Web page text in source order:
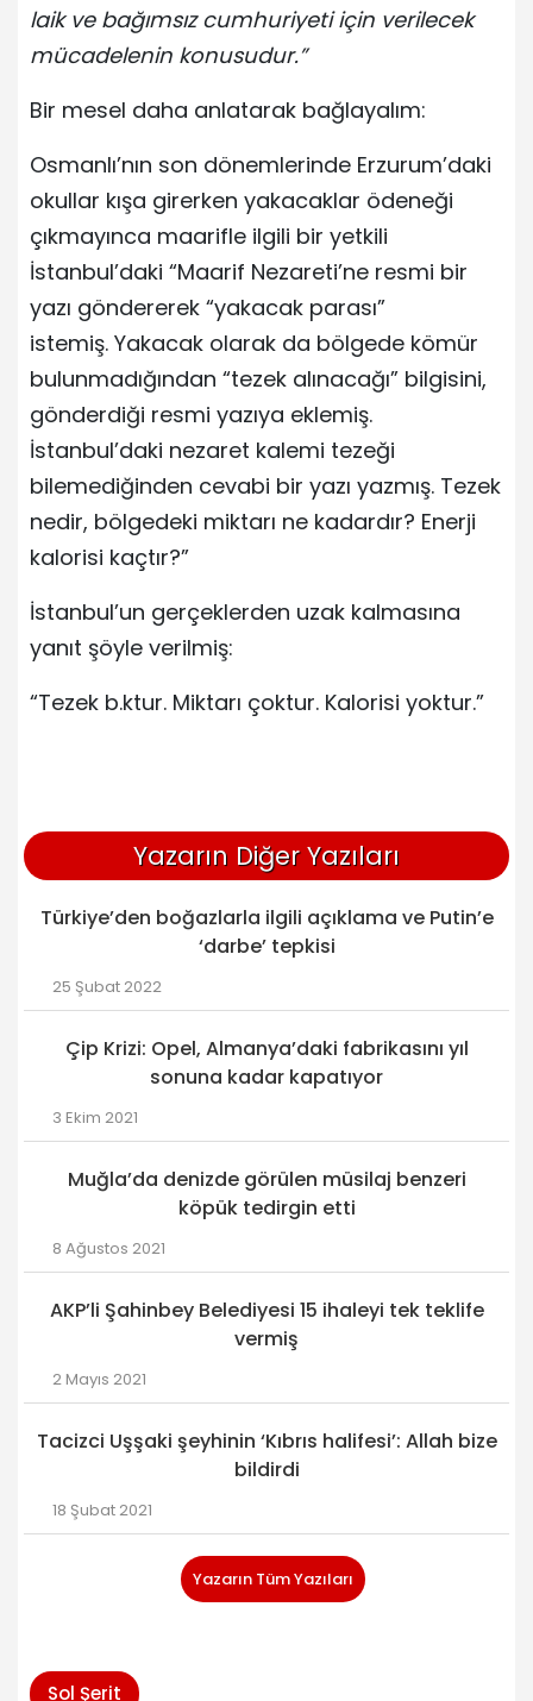
laik ve bağımsız cumhuriyeti için verilecek
mücadelenin konusudur.”
Bir mesel daha anlatarak bağlayalım:
Osmanlı’nın son dönemlerinde Erzurum’daki
okullar kışa girerken yakacaklar ödeneği
çıkmayınca maarifle ilgili bir yetkili
İstanbul’daki “Maarif Nezareti’ne resmi bir
yazı göndererek “yakacak parası”
istemiş. Yakacak olarak da bölgede kömür
bulunmadığından “tezek alınacağı” bilgisini,
gönderdiği resmi yazıya eklemiş.
İstanbul’daki nezaret kalemi tezeği
bilemediğinden cevabi bir yazı yazmış. Tezek
nedir, bölgedeki miktarı ne kadardır? Enerji
kalorisi kaçtır?”
İstanbul’un gerçeklerden uzak kalmasına
yanıt şöyle verilmiş:
“Tezek b.ktur. Miktarı çoktur. Kalorisi yoktur.”
Yazarın Diğer Yazıları
Türkiye’den boğazlarla ilgili açıklama ve Putin’e
‘darbe’ tepkisi
25 Şubat 2022
Çip Krizi: Opel, Almanya’daki fabrikasını yıl
sonuna kadar kapatıyor
3 Ekim 2021
Muğla’da denizde görülen müsilaj benzeri
köpük tedirgin etti
8 Ağustos 2021
AKP’li Şahinbey Belediyesi 15 ihaleyi tek teklife
vermiş
2 Mayıs 2021
Tacizci Uşşaki şeyhinin ‘Kıbrıs halifesi’: Allah bize
bildirdi
18 Şubat 2021
Yazarın Tüm Yazıları
Sol Şerit